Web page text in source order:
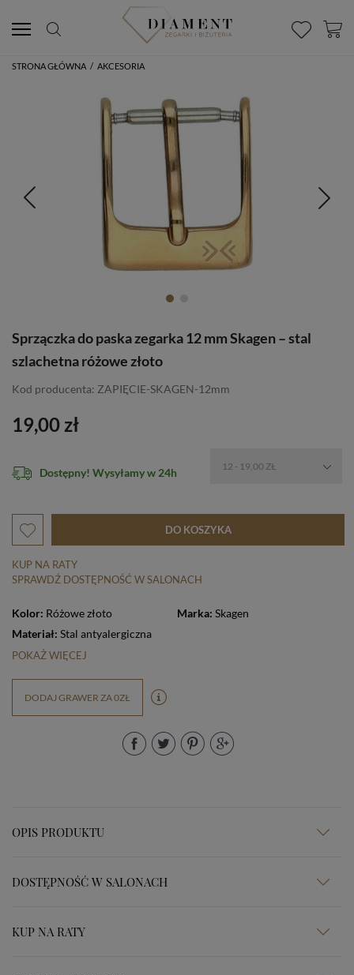
STRONA GŁÓWNA / AKCESORIA
Sprzączka do paska zegarka 12 mm Skagen – stal
szlachetna różowe złoto
Kod producenta: ZAPIĘCIE-SKAGEN-12mm
19,00 zł
Dostępny! Wysyłamy w 24h 12 - 19,00 ZŁ
DO KOSZYKA
KUP NA RATY
SPRAWDŹ DOSTĘPNOŚĆ W SALONACH
Kolor: Różowe złoto Marka: Skagen
Materiał: Stal antyalergiczna
POKAŻ WIĘCEJ
DODAJ GRAWER ZA 0ZŁ
OPIS PRODUKTU
DOSTĘPNOŚĆ W SALONACH
KUP NA RATY